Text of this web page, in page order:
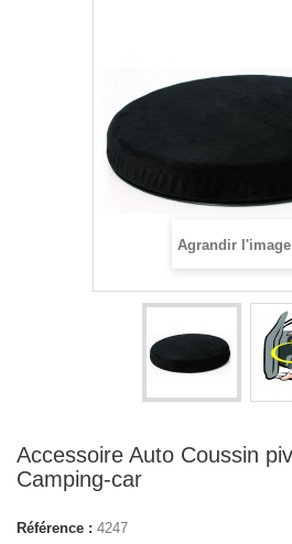
Agrandir l'image
Accessoire Auto Coussin
Camping-car
Référence : 4247